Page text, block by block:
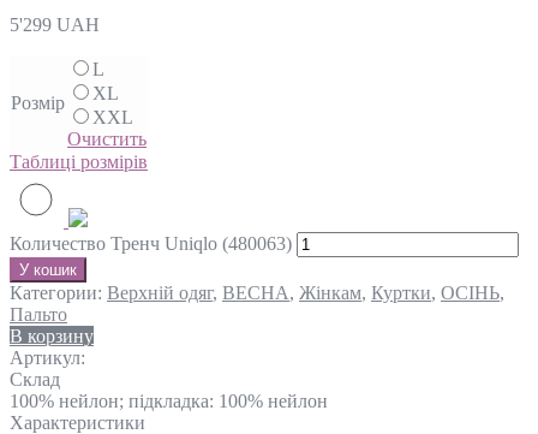
5'299 UAH
Розмір
L
XL
XXL
Очистить
Таблиці розмірів
Количество Тренч Uniqlo (480063)
У кошик
Категории: Верхній одяг, ВЕСНА, Жінкам, Куртки, ОСІНЬ,
Пальто
В корзину
Артикул:
Склад
100% нейлон; підкладка: 100% нейлон
Характеристики